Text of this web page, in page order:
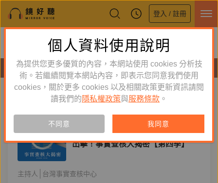
登入 / 註冊
鏡好聽全新APP上線
體驗全面升級，即刻下載
節目
出擊！事實查核大揭密 新到舊 舊到新
出擊！事實查核大揭密【第四季】
主持人
台灣事實查核中心
個人資料使用說明
為提供您更多優質的內容，本網站使用 cookies 分析技
術。若繼續閱覽本網站內容，即表示您同意我們使用
cookies，關於更多 cookies 以及相關政策更新資訊請閱
讀我們的 隱私權政策與服務條款 。
不同意 我同意